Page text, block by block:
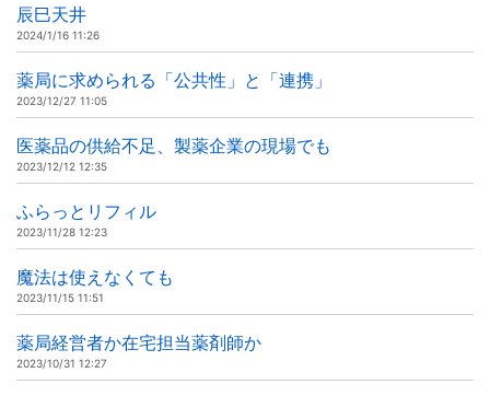
辰巳天井
2024/1/16 11:26
薬局に求められる「公共性」と「連携」
2023/12/27 11:05
医薬品の供給不足、製薬企業の現場でも
2023/12/12 12:35
ふらっとリフィル
2023/11/28 12:23
魔法は使えなくても
2023/11/15 11:51
薬局経営者か在宅担当薬剤師か
2023/10/31 12:27